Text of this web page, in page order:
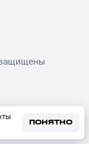
ПОНЯТНО